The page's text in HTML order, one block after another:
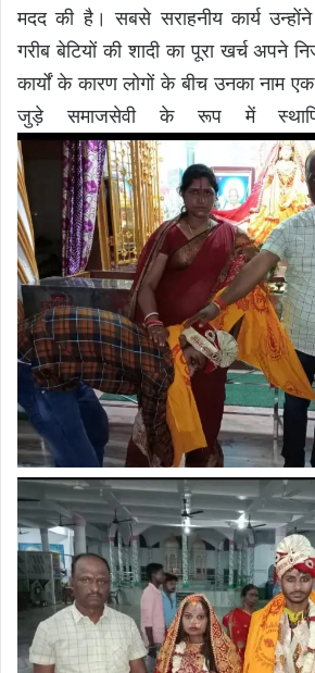
मदद की है। सबसे सराहनीय कार्य
गरीब बेटियों की शादी का पूरा खर्च अपने
कार्यों के कारण लोगों के बीच उनका नाम